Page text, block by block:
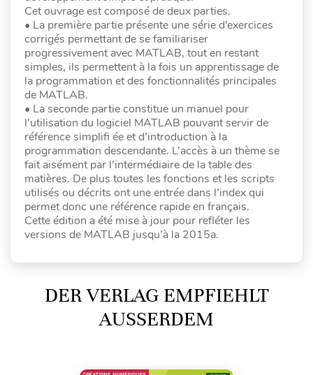
Cet ouvrage est composé de deux parties.
• La première partie présente une série d’exercices
corrigés permettant de se familiariser
progressivement avec MATLAB, tout en restant
simples, ils permettent à la fois un apprentissage de
la programmation et des fonctionnalités principales
de MATLAB.
• La seconde partie constitue un manuel pour
l’utilisation du logiciel MATLAB pouvant servir de
référence simplifi ée et d’introduction à la
programmation descendante. L’accès à un thème se
fait aisément par l’intermédiaire de la table des
matières. De plus toutes les fonctions et les scripts
utilisés ou décrits ont une entrée dans l’index qui
permet donc une référence rapide en français.
Cette édition a été mise à jour pour refléter les
versions de MATLAB jusqu’à la 2015a.
DER VERLAG EMPFIEHLT
AUSSERDEM